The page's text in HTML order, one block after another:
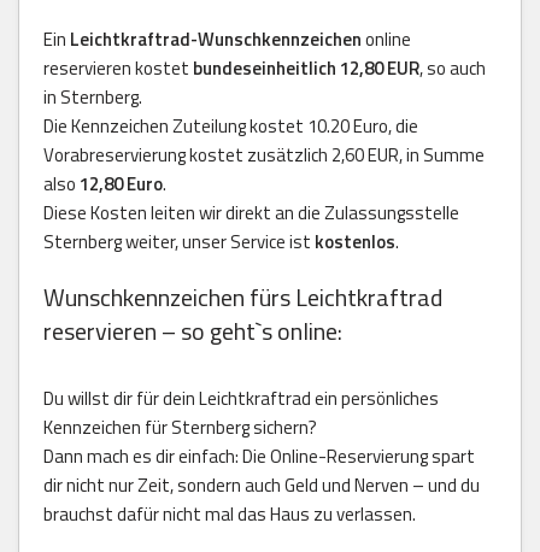
Ein Leichtkraftrad-Wunschkennzeichenonline
reservieren kostet bundeseinheitlich 12,80 EUR, so auch
in Sternberg.
Die Kennzeichen Zuteilung kostet 10.20 Euro, die
Vorabreservierung kostet zusätzlich 2,60 EUR, in Summe
also 12,80 Euro.
Diese Kosten leiten wir direkt an die Zulassungsstelle
Sternberg weiter, unser Service ist kostenlos.
Wunschkennzeichen fürs Leichtkraftrad
reservieren – so geht`s online:
Du willst dir für dein Leichtkraftrad ein persönliches
Kennzeichen für Sternberg sichern?
Dann mach es dir einfach: Die Online-Reservierung spart
dir nicht nur Zeit, sondern auch Geld und Nerven – und du
brauchst dafür nicht mal das Haus zu verlassen.